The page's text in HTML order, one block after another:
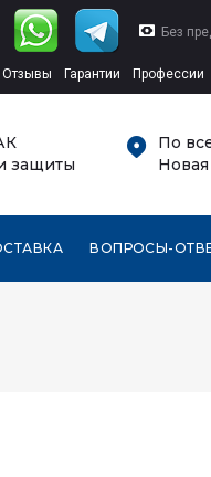
Без
Отзывы Гарантии Профессии
защиты
По
ВОПРОСЫ-